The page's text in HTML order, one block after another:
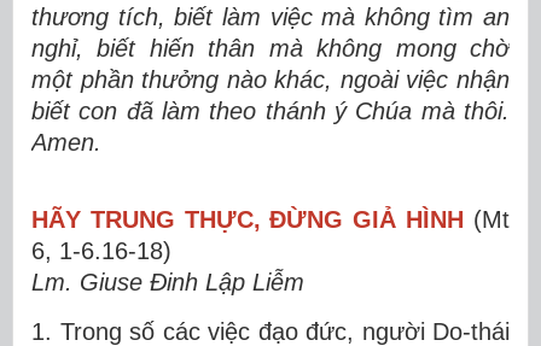
thương tích, biết làm việc mà không tìm an
nghỉ, biết hiến thân mà không mong chờ
một phần thưởng nào khác, ngoài việc nhận
biết con đã làm theo thánh ý Chúa mà thôi.
Amen.
HÃY TRUNG THỰC, ĐỪNG GIẢ HÌNH (Mt
6, 1-6.16-18)
Lm. Giuse Đinh Lập Liễm
1. Trong số các việc đạo đức, người Do-thái